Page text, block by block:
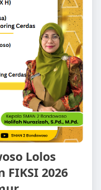
Lolos
FIKSI 2026